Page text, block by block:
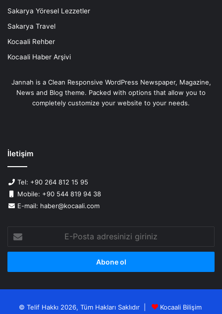
Sakarya Yöresel Lezzetler
Sakarya Travel
Kocaali Rehber
Kocaali Haber Arşivi
Jannah is a Clean Responsive WordPress Newspaper, Magazine,
News and Blog theme. Packed with options that allow you to
completely customize your website to your needs.
İletişim
Tel: +90 264 812 15 95
Mobile: +90 544 819 94 38
E-mail: haber@kocaali.com
Posta
adresinizi
© Telif Hakkı 2026, Tüm Hakları Saklıdır | Kocaali Bilişim